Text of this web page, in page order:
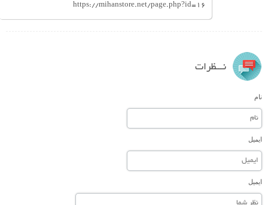
https://mihanstore.net/page.php?id=16
نـــظرات
نام
ایمیل
ایمیل